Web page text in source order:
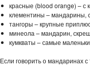
красные (blood orange) – с
клементины – мандарины,
тангоры – крупные
минеола – мандарин,
кумкваты – самые
Если говорить о мандаринах